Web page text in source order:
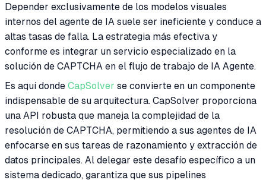
Depender exclusivamente de los modelos visuales
internos del agente de IA suele ser ineficiente y conduce a
altas tasas de falla. La estrategia más efectiva y
conforme es integrar un servicio especializado en la
solución de CAPTCHA en el flujo de trabajo de IA Agente.
Es aquí donde CapSolver se convierte en un componente
indispensable de su arquitectura. CapSolver proporciona
una API robusta que maneja la complejidad de la
resolución de CAPTCHA, permitiendo a sus agentes de IA
enfocarse en sus tareas de razonamiento y extracción de
datos principales. Al delegar este desafío específico a un
sistema dedicado, garantiza que sus pipelines